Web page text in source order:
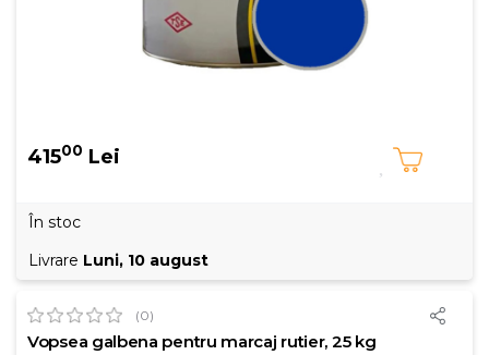
41500 Lei
În stoc
Livrare Luni, 10 august
(0)
Vopsea galbena pentru marcaj rutier, 25 kg